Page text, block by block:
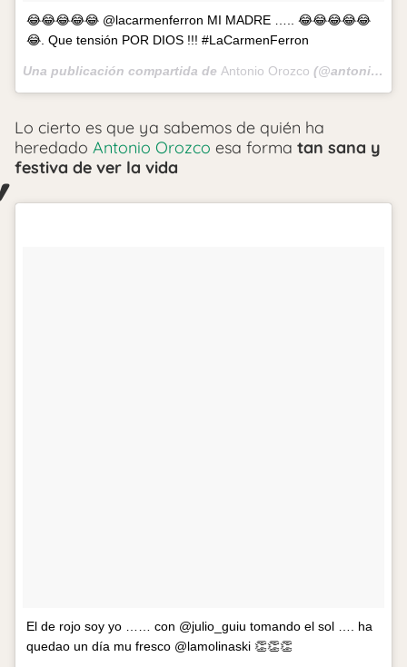
😂😂😂😂😂 @lacarmenferron MI MADRE ….. 😂😂😂😂😂
😂. Que tensión POR DIOS !!! #LaCarmenFerron
Una publicación compartida de Antonio Orozco (@antoniorozco10) el
Lo cierto es que ya sabemos de quién ha
heredado Antonio Orozco esa forma tan sana y
festiva de ver la vida
El de rojo soy yo …… con @julio_guiu tomando el sol …. ha
quedao un día mu fresco @lamolinaski 👏👏👏